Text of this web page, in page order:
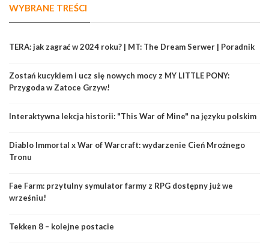
WYBRANE TREŚCI
TERA: jak zagrać w 2024 roku? | MT: The Dream Serwer | Poradnik
Zostań kucykiem i ucz się nowych mocy z MY LITTLE PONY:
Przygoda w Zatoce Grzyw!
Interaktywna lekcja historii: "This War of Mine" na języku polskim
Diablo Immortal x War of Warcraft: wydarzenie Cień Mroźnego
Tronu
Fae Farm: przytulny symulator farmy z RPG dostępny już we
wrześniu!
Tekken 8 – kolejne postacie